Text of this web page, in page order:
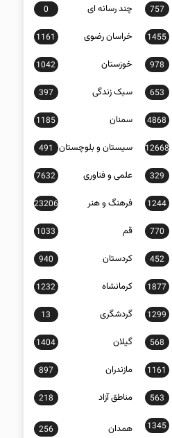
757 چند رسانه ای 0
1455 خراسان رضوی 1161
978 خوزستان 1042
653 سبک زندگی 397
4868 سمنان 1185
12668 سیستان و بلوچستان 491
329 علمی و فناوری 7632
1244 فرهنگ و هنر 23206
770 قم 1033
452 کردستان 940
1877 کرمانشاه 1232
1299 گردشگری 13
568 گیلان 1404
1161 مازندران 897
563 مناطق آزاد 218
1345 همدان 256